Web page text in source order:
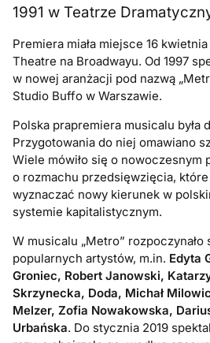
1991 w Teatrze
Premiera miała miejsce 16
Theatre na Broadwayu. Od 1997
w nowej aranżacji pod nazwą
Studio Buffo w Warszawie.
Polska prapremiera musicalu była
Przygotowania do niej omawiano
Wiele mówiło się o
o rozmachu przedsięwzięcia, które
wyznaczać nowy kierunek w
systemie kapitalistycznym.
W musicalu „Metro”
popularnych artystów, m.in. Edyta
Groniec, Robert Janowski,
Skrzynecka, Doda, Michał
Melzer, Zofia Nowakowska,
Urbańska. Do stycznia 2019